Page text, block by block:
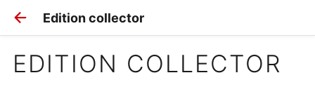
Edition collector
EDITION COLLECTOR